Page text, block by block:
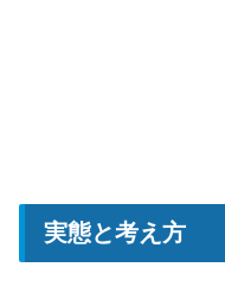
実態と考え方